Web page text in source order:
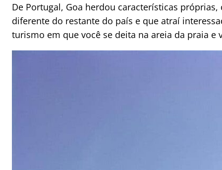
De Portugal, Goa herdou características
diferente do restante do país e que atraí
turismo em que você se deita na areia da praia e